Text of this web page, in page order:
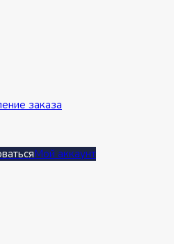
заказа
Мой аккаунт